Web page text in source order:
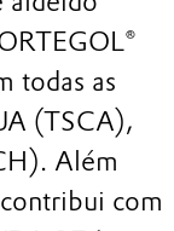
todas as
(TSCA),
Além
com